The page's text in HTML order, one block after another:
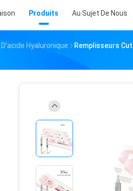
Produits Au Sujet De Nous
Hyaluronique
Remplisseurs